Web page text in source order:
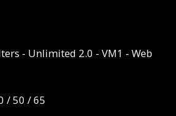
- Unlimited 2.0 - VM1 - Web
/ 50 / 65